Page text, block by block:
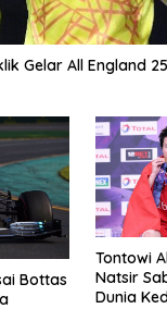
Gelar All England
Bottas
Tontowi
Natsir
Dunia